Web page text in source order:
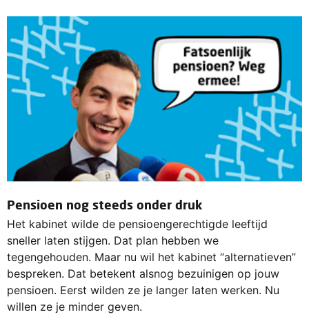
Pensioen nog steeds onder druk
Het kabinet wilde de pensioengerechtigde leeftijd
sneller laten stijgen. Dat plan hebben we
tegengehouden. Maar nu wil het kabinet “alternatieven”
bespreken. Dat betekent alsnog bezuinigen op jouw
pensioen. Eerst wilden ze je langer laten werken. Nu
willen ze je minder geven.